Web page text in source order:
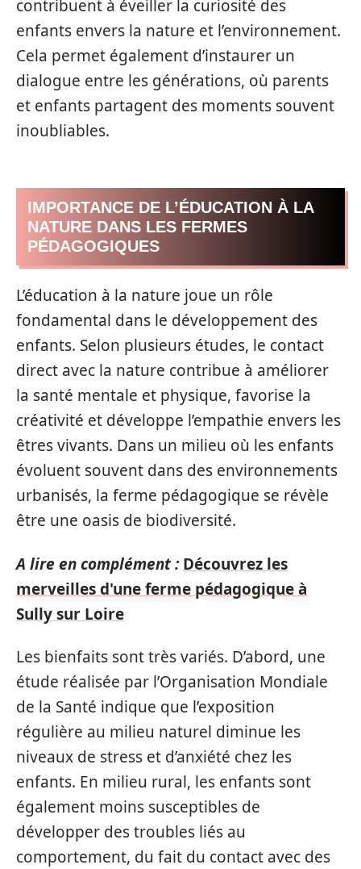
contribuent à éveiller la curiosité des
enfants envers la nature et l’environnement.
Cela permet également d’instaurer un
dialogue entre les générations, où parents
et enfants partagent des moments souvent
inoubliables.
IMPORTANCE DE L’ÉDUCATION À LA
NATURE DANS LES FERMES
PÉDAGOGIQUES
L’éducation à la nature joue un rôle
fondamental dans le développement des
enfants. Selon plusieurs études, le contact
direct avec la nature contribue à améliorer
la santé mentale et physique, favorise la
créativité et développe l’empathie envers les
êtres vivants. Dans un milieu où les enfants
évoluent souvent dans des environnements
urbanisés, la ferme pédagogique se révèle
être une oasis de biodiversité.
A lire en complément : Découvrez les
merveilles d'une ferme pédagogique à
Sully sur Loire
Les bienfaits sont très variés. D’abord, une
étude réalisée par l’Organisation Mondiale
de la Santé indique que l’exposition
régulière au milieu naturel diminue les
niveaux de stress et d’anxiété chez les
enfants. En milieu rural, les enfants sont
également moins susceptibles de
développer des troubles liés au
comportement, du fait du contact avec des